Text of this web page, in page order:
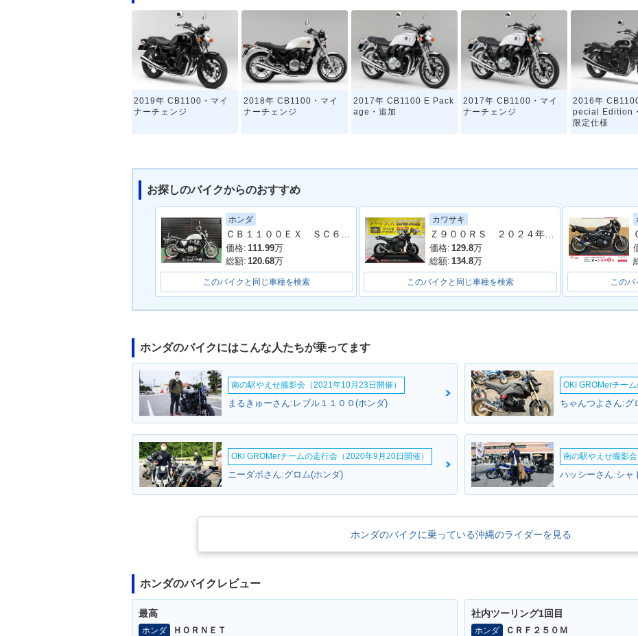
2019年 CB1100・マイ
ナーチェンジ
2018年 CB1100・マイ
ナーチェンジ
2017年 CB1100 E Pack
age・追加
2017年 CB1100・マイ
ナーチェンジ
2016年
pecial Edition
限定仕様
2014年 CB1100 BLACK
STYLE・マイナーチェン
2014年 CB1100 ABS・
マイナーチェンジ
2014年 CB1100・マイ
ナーチェンジ
2012年 CB1100 BLACK
STYLE ABS・追加
2012年
STYLE・追加
2012年 CB1100・マイ
ナーチェンジ
ABS Special Edition・
特別・限定仕様
ABS・新登場
2010年 CB1100 Type
2・新登場
ABS・新登場
ept Model
お探しのバイクからのおすすめ
ホンダ
価格: 111.99万
総額: 120.68万
このバイクと同じ車種を検索
カワサキ
Ｚ９００ＲＳ ２０２４年モデル 社外フルエキマフラー フェンダーレス ラジエーターカバー タンデムバー シート カスタム多数
価格: 129.8万
総額: 134.8万
このバイクと同じ車種を検索 このバ
ホンダのバイクにはこんな人たちが乗ってます
南の駅やえせ撮影会（2021年10月23日開催）
まるきゅーさん:レブル１１００(ホンダ)
OKI GROMerチー
ちゃんつよさん:グ
OKI GROMerチームの走行会（2020年9月20日開催）
ニーダボさん:グロム(ホンダ)
南の駅やえせ撮影
ハッシーさん:シャ
ホンダのバイクに乗っている沖縄のライダーを見る
ホンダのバイクレビュー
最高
ホンダ
ＨＯＲＮＥＴ
社内ツーリング1回目
ホンダ
ＣＲＦ２５０Ｍ